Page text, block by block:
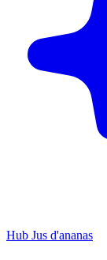
Hub Jus d'ananas